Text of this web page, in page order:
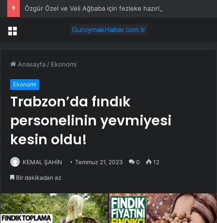
Özgür Özel ve Veli Ağbaba için fezleke hazırlandı!
Menü
Anasayfa / Ekonomi
Ekonomi
Trabzon’da fındık
personelinin yevmiyesi
kesin oldu!
KEMAL ŞAHİN Temmuz 21, 2023 0 12
Bir dakikadan az